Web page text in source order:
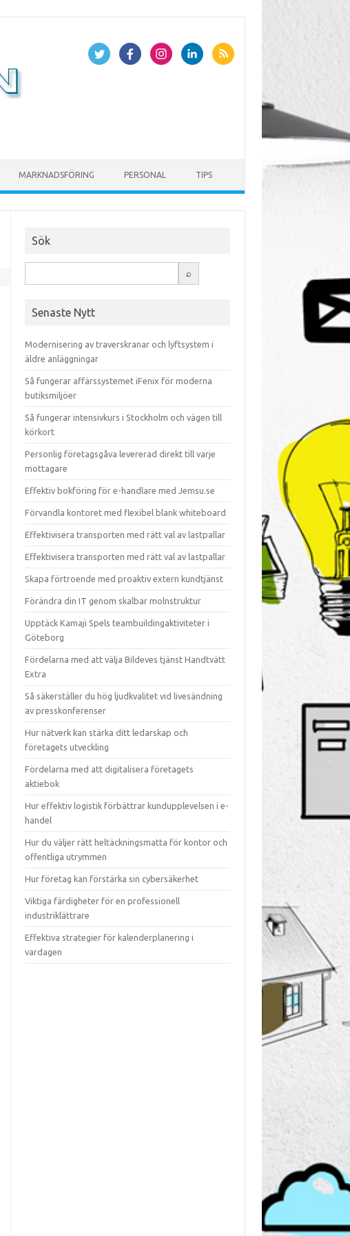
MARKNADSFÖRING PERSONAL TIPS
Sök
Senaste Nytt
Modernisering av traverskranar och lyftsystem i
äldre anläggningar
Så fungerar affärssystemet iFenix för moderna
butiksmiljöer
Så fungerar intensivkurs i Stockholm och vägen till
körkort
Personlig företagsgåva levererad direkt till varje
mottagare
Effektiv bokföring för e-handlare med Jemsu.se
Förvandla kontoret med flexibel blank whiteboard
Effektivisera transporten med rätt val av lastpallar
Effektivisera transporten med rätt val av lastpallar
Skapa förtroende med proaktiv extern kundtjänst
Förändra din IT genom skalbar molnstruktur
Upptäck Kamaji Spels teambuildingaktiviteter i
Göteborg
Fördelarna med att välja Bildeves tjänst Handtvätt
Extra
Så säkerställer du hög ljudkvalitet vid livesändning
av presskonferenser
Hur nätverk kan stärka ditt ledarskap och
företagets utveckling
Fördelarna med att digitalisera företagets
aktiebok
Hur effektiv logistik förbättrar kundupplevelsen i e-
handel
Hur du väljer rätt heltäckningsmatta för kontor och
offentliga utrymmen
Hur företag kan förstärka sin cybersäkerhet
Viktiga färdigheter för en professionell
industriklättrare
Effektiva strategier för kalenderplanering i
vardagen